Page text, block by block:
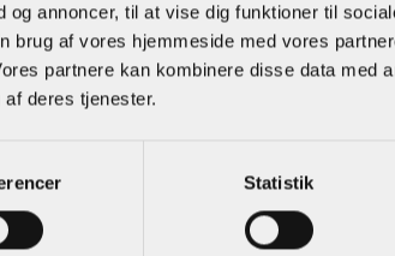
annoncer, til at vise dig funktioner til
brug af vores hjemmeside med vores
partnere kan kombinere disse data med
deres tjenester.
Statistik
vægliste - 21 x 42